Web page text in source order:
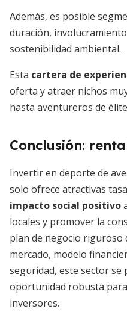
Además, es posible
duración,
sostenibilidad ambiental.
Esta cartera de
oferta y atraer nichos
hasta aventureros de
Conclusión:
Invertir en deporte de
solo ofrece atractivas
impacto social positivo
locales y promover la
plan de negocio riguroso
mercado, modelo
seguridad, este sector se
oportunidad robusta
inversores.